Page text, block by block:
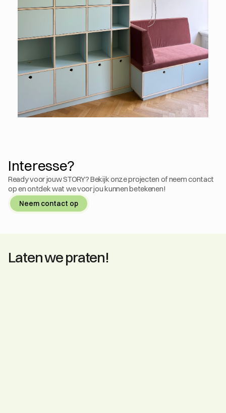
Interesse?
Ready voor jouw STORY? Bekijk onze projecten of neem contact
op en ontdek wat we voor jou kunnen betekenen!
Neem contact op
Laten we praten!